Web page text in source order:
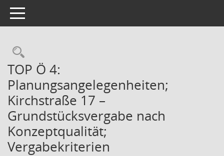
Toggle navigation
Rechercheauswahl
TOP Ö 4:
Planungsangelegenheiten;
Kirchstraße 17 –
Grundstücksvergabe nach
Konzeptqualität;
Vergabekriterien